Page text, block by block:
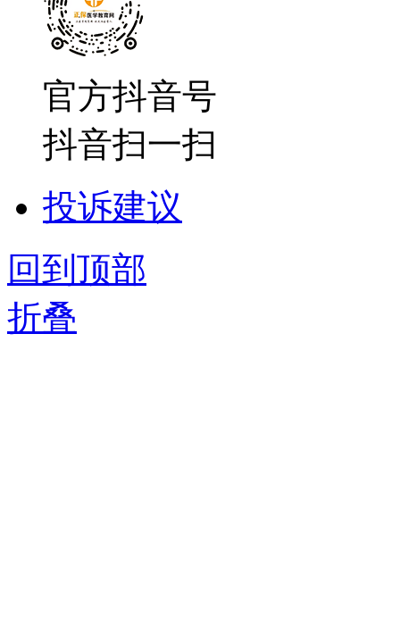
官方抖音号
抖音扫一扫
投诉建议
回到顶部
折叠